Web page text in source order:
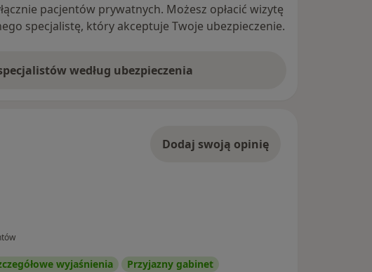
pacjentów prywatnych. Możesz opłacić wizytę
specjalistę, który akceptuje Twoje ubezpieczenie.
według ubezpieczenia
Dodaj swoją opinię
wyjaśnienia Przyjazny gabinet